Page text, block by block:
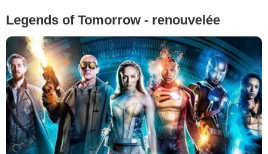
Legends of Tomorrow - renouvelée